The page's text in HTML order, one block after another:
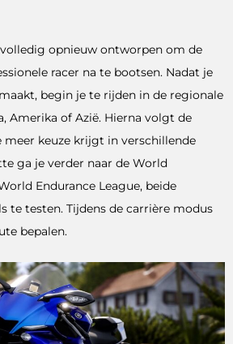
opnieuw ontworpen om de
racer na te bootsen. Nadat je
begin je te rijden in de regionale
Amerika of Azië. Hierna volgt de
meer keuze krijgt in verschillende
ga je verder naar de World
Endurance League, beide
te testen. Tijdens de carrière modus
bepalen.